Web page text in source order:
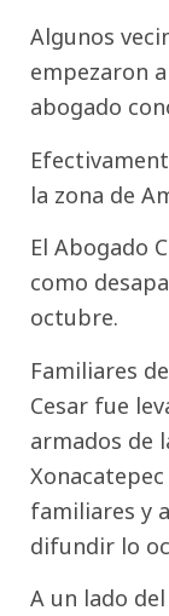
Algunos
empezaron
abogado
la zona de
El Abogado
como
octubre.
Familiares
Cesar fue
armados de
familiares y
difundir lo
A un lado